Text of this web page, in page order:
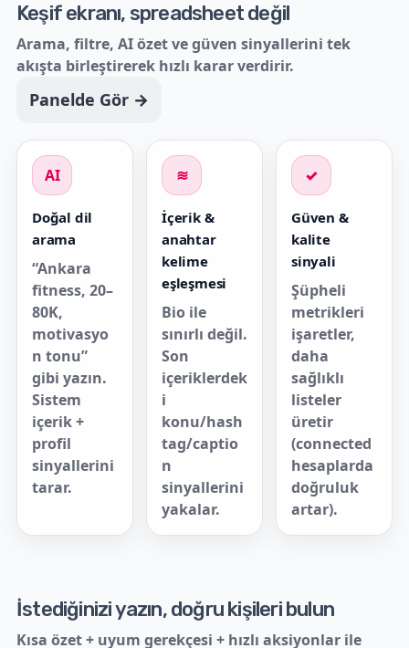
Keşif ekranı, spreadsheet değil
Arama, filtre, AI özet ve güven sinyallerini tek
akışta birleştirerek hızlı karar verdirir.
Panelde Gör →
AI
Doğal dil
arama
“Ankara
fitness, 20–
80K,
motivasyo
n tonu”
gibi yazın.
Sistem
içerik +
profil
sinyallerini
tarar.
≋
İçerik &
anahtar
kelime
eşleşmesi
Bio ile
sınırlı değil.
Son
içeriklerdek
i
konu/hash
tag/captio
n
sinyallerini
yakalar.
✓
Güven &
kalite
sinyali
Şüpheli
metrikleri
işaretler,
daha
sağlıklı
listeler
üretir
(connected
hesaplarda
doğruluk
artar).
İstediğinizi yazın, doğru kişileri bulun
Kısa özet + uyum gerekçesi + hızlı aksiyonlar ile